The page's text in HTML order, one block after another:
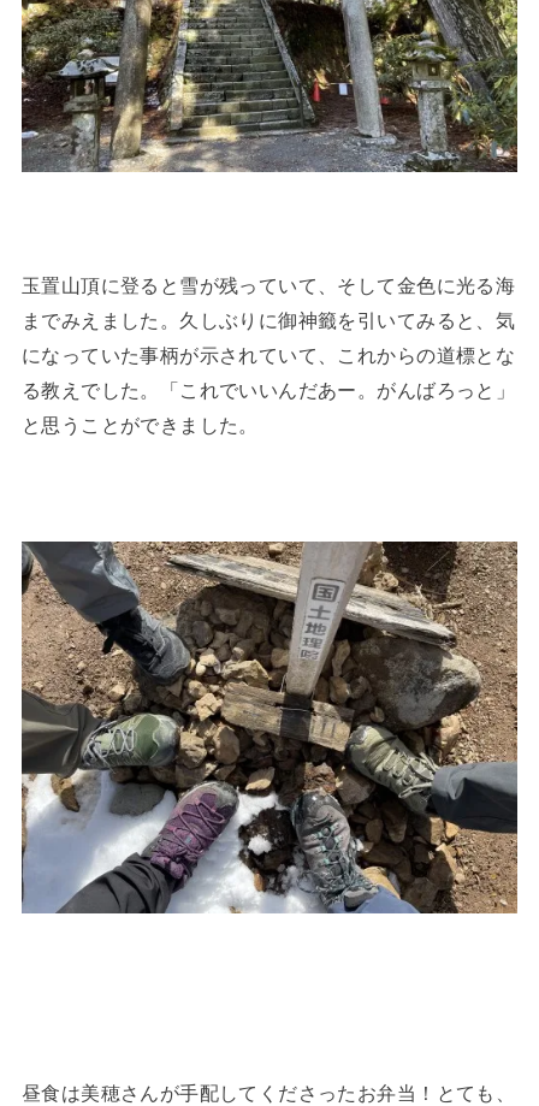
玉置山頂に登ると雪が残っていて、そして金色に光る海
までみえました。久しぶりに御神籤を引いてみると、気
になっていた事柄が示されていて、これからの道標とな
る教えでした。「これでいいんだあー。がんばろっと」
と思うことができました。
昼食は美穂さんが手配してくださったお弁当！とても、